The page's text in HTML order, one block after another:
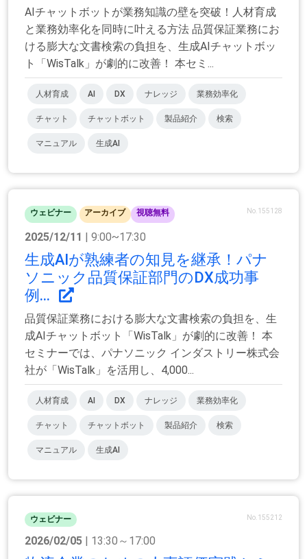
AIチャットボットが業務知識の壁を突破！人材育成
と業務効率化を同時に叶える方法 品質保証業務にお
ける膨大な文書検索の負担を、生成AIチャットボッ
ト「WisTalk」が劇的に改善！ 本セミ...
人材育成 AI DX ナレッジ 業務効率化
チャット チャットボット 製品紹介 検索
マニュアル 生成AI
ウェビナー アーカイブ 視聴無料 No.155128
2025/12/11 | 9:00~17:30
生成AIが熟練者の知見を継承！パナ
ソニック品質保証部門のDX成功事
例...
品質保証業務における膨大な文書検索の負担を、生
成AIチャットボット「WisTalk」が劇的に改善！ 本
セミナーでは、パナソニック インダストリー株式会
社が「WisTalk」を活用し、4,000...
人材育成 AI DX ナレッジ 業務効率化
チャット チャットボット 製品紹介 検索
マニュアル 生成AI
ウェビナー No.155212
2026/02/05 | 13:30～17:00